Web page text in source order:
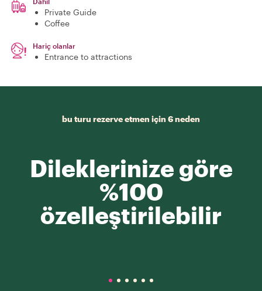
Private Guide
Coffee
Hariç olanlar
Entrance to attractions
bu turu rezerve etmen için 6 neden
Dileklerinize göre
%100
özelleştirilebilir